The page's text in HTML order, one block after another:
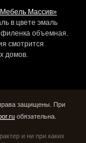
Массив»
в цвете эмаль
филенка объемная.
смотрится
домов.
защищены. При
обязательна.
и ни при каких